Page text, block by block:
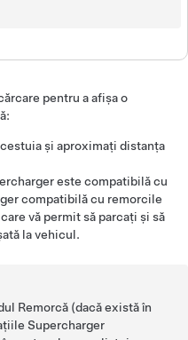
pentru a afișa o
și aproximați distanța
este compatibilă cu
compatibilă cu remorcile
vă permit să parcați și să
la vehicul.
Remorcă (dacă există în
Supercharger